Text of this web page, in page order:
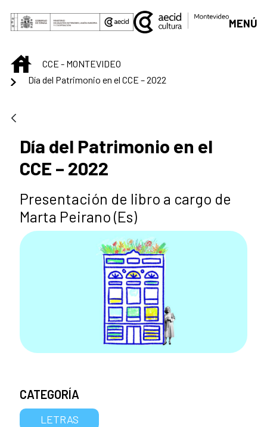
Saltar al contenido principal
MENÚ
INICIOCCE - MONTEVIDEO
Día del Patrimonio en el CCE – 2022
Día del Patrimonio en el
CCE – 2022
Presentación de libro a cargo de
Marta Peirano (Es)
CATEGORÍA
LETRAS